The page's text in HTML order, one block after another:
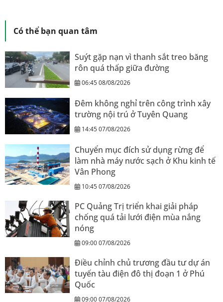
Có thể bạn quan tâm
Suýt gặp nạn vì thanh sắt treo băng
rôn quá thấp giữa đường
06:45 08/08/2026
Đêm không nghỉ trên công trình xây
trường nội trú ở Tuyên Quang
14:45 07/08/2026
Chuyển mục đích sử dụng rừng để
làm nhà máy nước sạch ở Khu kinh tế
Vân Phong
10:45 07/08/2026
PC Quảng Trị triển khai giải pháp
chống quá tải lưới điện mùa nắng
nóng
09:00 07/08/2026
Điều chỉnh chủ trương đầu tư dự án
tuyến tàu điện đô thị đoạn 1 ở Phú
Quốc
09:00 07/08/2026